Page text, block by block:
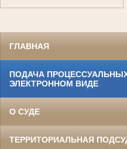
ГЛАВНАЯ
ПОДАЧА
ЭЛЕКТРОННОМ ВИДЕ
О СУДЕ
ТЕРРИТОРИАЛЬНАЯ